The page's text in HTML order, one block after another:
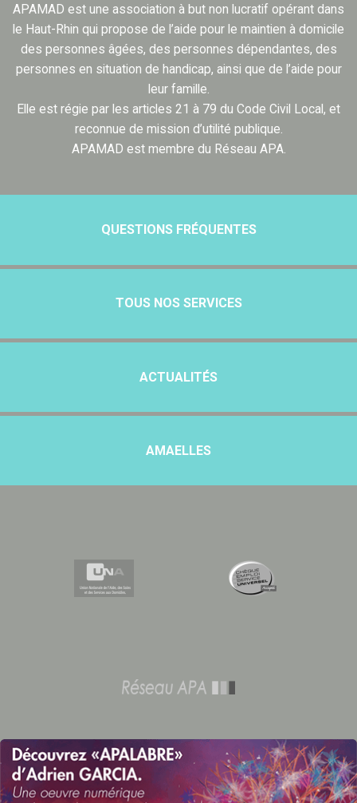
APAMAD est une association à but non lucratif opérant dans
le Haut-Rhin qui propose de l’aide pour le maintien à domicile
des personnes âgées, des personnes dépendantes, des
personnes en situation de handicap, ainsi que de l’aide pour
leur famille.
Elle est régie par les articles 21 à 79 du Code Civil Local, et
reconnue de mission d’utilité publique.
APAMAD est membre du Réseau APA.
QUESTIONS FRÉQUENTES
TOUS NOS SERVICES
ACTUALITÉS
AMAELLES